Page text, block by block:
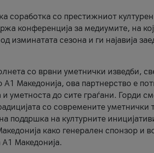
соработка со престижниот
конференција за медиумите, на
изминатата сезона и ги најавија
со врвни уметнички изведби,
Македонија, ова партнерство е
и уметноста до сите граѓани. Горди
со современите уметнички
поддршка на културните
како генерален спонзор и
Македонија.